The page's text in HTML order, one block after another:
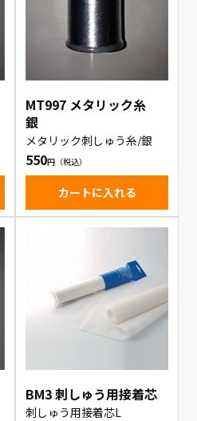
MT997 メタリック糸
銀
メタリック刺しゅう糸/銀
550
カートに入れる
BM3 刺しゅう用接着芯
刺しゅう用接着芯L